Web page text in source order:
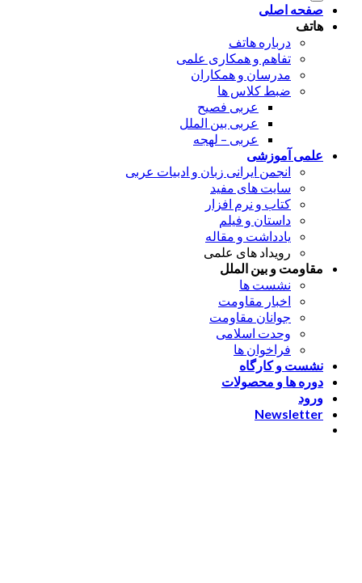
صفحه اصلی
هاتف
درباره هاتف
تفاهم و همکاری علمی
مدرسان و همکاران
ضبط کلاس ها
عربی فصیح
عربی بین الملل
عربی – لهجه
علمی آموزشی
انجمن ایرانی زبان و ادبیات عربی
سایت های مفید
کتاب و نرم افزار
داستان و فیلم
یادداشت و مقاله
رویداد های علمی
مقاومت و بین الملل
نشست ها
اخبار مقاومت
جوانان مقاومت
وحدت اسلامی
فراخوان ها
نشست و کارگاه
دوره ها و محصولات
ورود
Newsletter